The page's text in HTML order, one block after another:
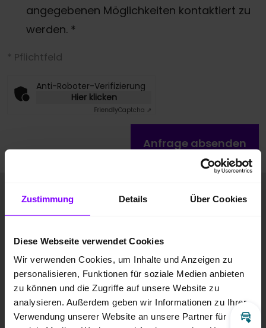
Zustimmung Details Über Cookies
Diese Webseite verwendet Cookies
Wir verwenden Cookies, um Inhalte und Anzeigen zu
personalisieren, Funktionen für soziale Medien anbieten
zu können und die Zugriffe auf unsere Website zu
analysieren. Außerdem geben wir Informationen zu Ihrer
Verwendung unserer Website an unsere Partner für
angegebenen Möglichkeiten kontaktiert zu
werden. *
* Pflichtfeld
Anti-Roboter-Verifizierung
Hier klicken
FriendlyCaptcha ⇗
Anfrage absenden
Fahrzeugbilder